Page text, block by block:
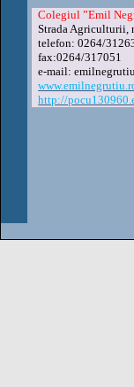
Colegiul ”Emil
Strada Agriculturii,
telefon: 0264/
fax:0264/317051
e-mail:
http://